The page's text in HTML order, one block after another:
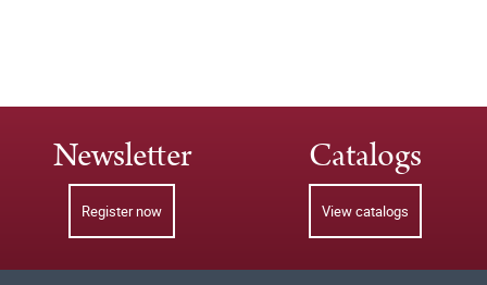
Newsletter
Register now
Catalogs
View catalogs